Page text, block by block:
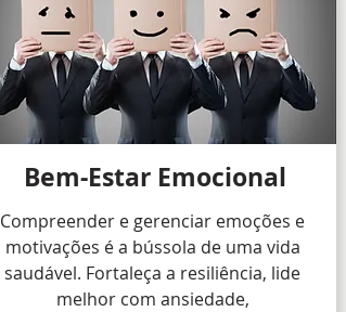
Bem-Estar Emocional
Compreender e gerenciar emoções e
motivações é a bússola de uma vida
saudável. Fortaleça a resiliência, lide
melhor com ansiedade,